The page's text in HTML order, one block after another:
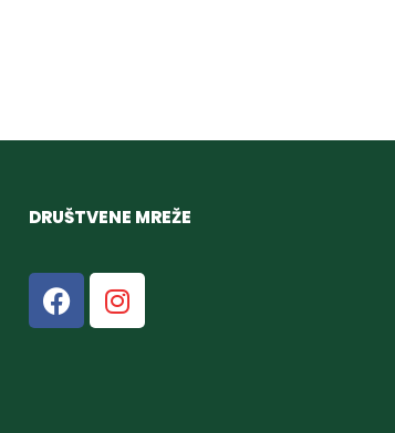
DRUŠTVENE MREŽE